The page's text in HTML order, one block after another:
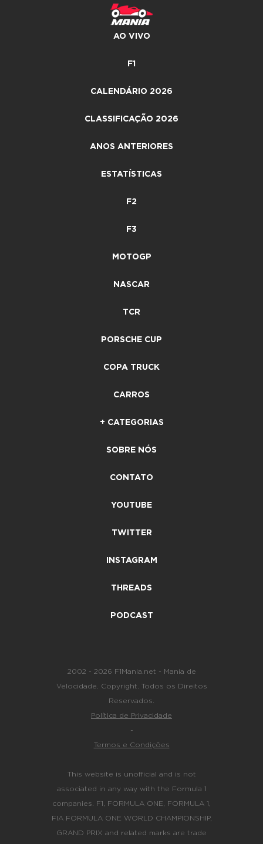
AO VIVO
F1
CALENDÁRIO 2026
CLASSIFICAÇÃO 2026
ANOS ANTERIORES
ESTATÍSTICAS
F2
F3
MOTOGP
NASCAR
TCR
PORSCHE CUP
COPA TRUCK
CARROS
+ CATEGORIAS
SOBRE NÓS
CONTATO
YOUTUBE
TWITTER
INSTAGRAM
THREADS
PODCAST
2002 - 2026 F1Mania.net - Mania de
Velocidade. Copyright. Todos os Direitos
Reservados.
Política de Privacidade
-
Termos e Condições
This website is unofficial and is not
associated in any way with the Formula 1
companies. F1, FORMULA ONE, FORMULA 1,
FIA FORMULA ONE WORLD CHAMPIONSHIP,
GRAND PRIX and related marks are trade